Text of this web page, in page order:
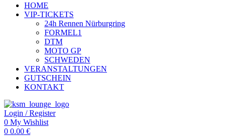
Menü
HOME
VIP-TICKETS
24h Rennen Nürburgring
FORMEL1
DTM
MOTO GP
SCHWEDEN
VERANSTALTUNGEN
GUTSCHEIN
KONTAKT
Login / Register
0 My Wishlist
0 0.00 €